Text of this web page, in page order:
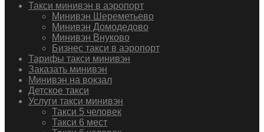
Такси минивэн в аэропорт
Минивэн Шереметьево
Минивэн Домодедово
Минивэн Внуково
Бизнес такси в аэропорт
Тарифы такси минивэн
Заказать минивэн
Минивэн на вокзал
Детское такси
Услуги такси минивэн
Такси 5 человек
Такси 6 мест